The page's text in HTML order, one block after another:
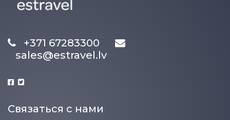
+371 67283300
sales@estravel.lv
Связаться с нами